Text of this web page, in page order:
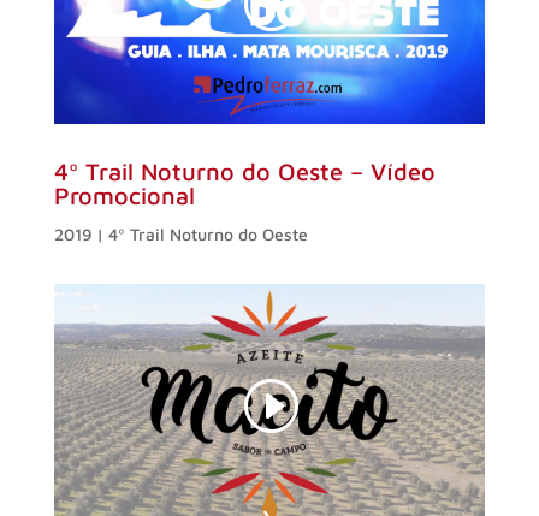
4º Trail Noturno do Oeste – Vídeo
Promocional
2019 | 4º Trail Noturno do Oeste